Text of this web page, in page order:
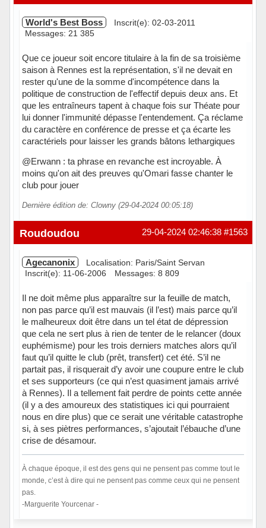
World's Best Boss
Inscrit(e): 02-03-2011
Messages: 21 385
Que ce joueur soit encore titulaire à la fin de sa troisième
saison à Rennes est la représentation, s'il ne devait en
rester qu'une de la somme d'incompétence dans la
politique de construction de l'effectif depuis deux ans. Et
que les entraîneurs tapent à chaque fois sur Théate pour
lui donner l'immunité dépasse l'entendement. Ça réclame
du caractère en conférence de presse et ça écarte les
caractériels pour laisser les grands bâtons lethargiques
@Erwann : ta phrase en revanche est incroyable. À
moins qu'on ait des preuves qu'Omari fasse chanter le
club pour jouer
Dernière édition de: Clowny (29-04-2024 00:05:18)
Hors ligne #1563
29-04-2024 02:46:38
Roudoudou
Agecanonix
Localisation: Paris/Saint Servan
Inscrit(e): 11-06-2006
Messages: 8 809
Il ne doit même plus apparaître sur la feuille de match,
non pas parce qu’il est mauvais (il l’est) mais parce qu’il
le malheureux doit être dans un tel état de dépression
que cela ne sert plus à rien de tenter de le relancer (doux
euphémisme) pour les trois derniers matches alors qu’il
faut qu’il quitte le club (prêt, transfert) cet été. S’il ne
partait pas, il risquerait d’y avoir une coupure entre le club
et ses supporteurs (ce qui n’est quasiment jamais arrivé
à Rennes). Il a tellement fait perdre de points cette année
(il y a des amoureux des statistiques ici qui pourraient
nous en dire plus) que ce serait une véritable catastrophe
si, à ses piètres performances, s’ajoutait l’ébauche d’une
crise de désamour.
À chaque époque, il est des gens qui ne pensent pas comme tout le
monde, c’est à dire qui ne pensent pas comme ceux qui ne pensent
pas.
-Marguerite Yourcenar -